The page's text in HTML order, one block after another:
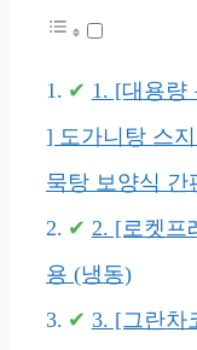
1. [대용량
] 도가니탕 스
묵탕 보양식 간
2. [로켓프
용 (냉동)
3. [그란차